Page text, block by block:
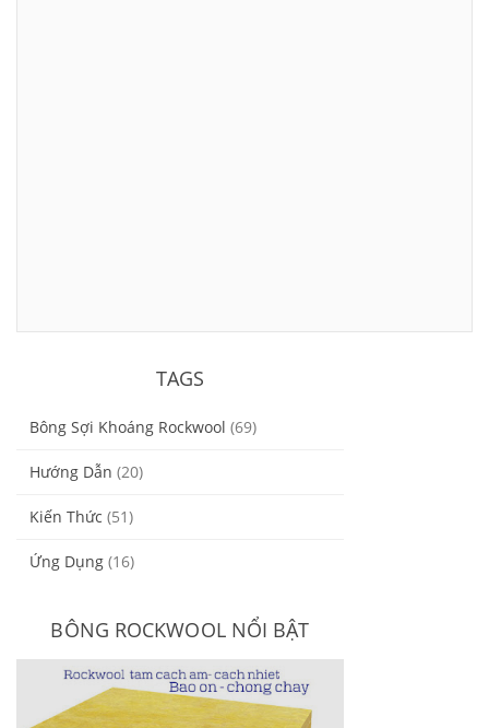
TAGS
Bông Sợi Khoáng Rockwool (69)
Hướng Dẫn (20)
Kiến Thức (51)
Ứng Dụng (16)
BÔNG ROCKWOOL NỔI BẬT
Bông Sợi Khoáng Rockwool
Dạng Tấm